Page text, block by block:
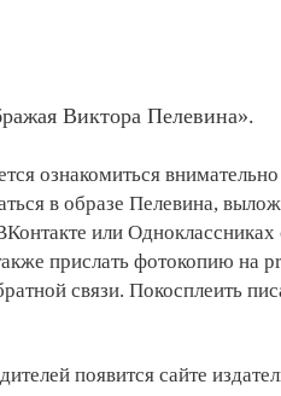
Виктора Пелевина».
ознакомиться
в образе Пелевина,
или
прислать фотокопию на
связи. Покосплеить
появится сайте